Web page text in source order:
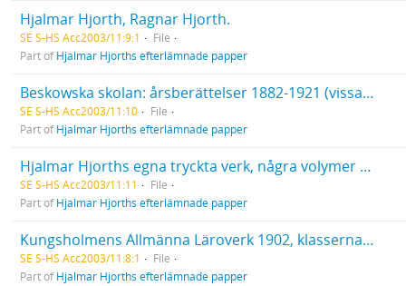
Hjalmar Hjorth, Ragnar Hjorth.
SE S-HS Acc2003/11:9:1
File
Part ofHjalmar Hjorths efterlämnade papper
Beskowska skolan: årsberättelser 1882-1921 (vissa luckor), förteckning på lärare och lärjungar 1893-1894, kataloger för läsåren 1894-1895, samt 1897-1898. Redogörelse för Kungsholmens Realskola läsåret 1918-1919. Studentkamrater från Uppsala högre Elementarläroverk 1874 , "Minne af trettioårsdagen 1904".
SE S-HS Acc2003/11:10
File
Part ofHjalmar Hjorths efterlämnade papper
Hjalmar Hjorths egna tryckta verk, några volymer med egenhändiga tillägg. Övrigt tryckt material.
SE S-HS Acc2003/11:11
File
Part ofHjalmar Hjorths efterlämnade papper
Kungsholmens Allmänna Läroverk 1902, klasserna 1A, 1B, 2 och 3. Realskoleklassen vid Kungsholmens Realskola år 1908. Lärarkåren vid Kungsholmens Allmänna Läroverk år 1904. Hjalmar Hjorth med ej angivna skolklasser. Studenter och lärare vid Uppsala universitet(?). Hermann Klinghardt, tysk professor. "Eva", Ragnar Hjorths och Karl Edes förslag till utsmyckning av den öppna trekanten på Grevturegatan vid mynningen till Birger Jarlsgatan.
SE S-HS Acc2003/11:8:1
File
Part ofHjalmar Hjorths efterlämnade papper